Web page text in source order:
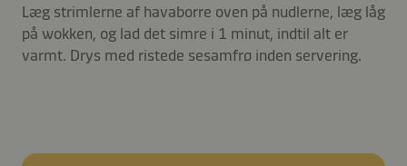
Læg strimlerne af havaborre oven på nudlerne, læg låg
på wokken, og lad det simre i 1 minut, indtil alt er
varmt. Drys med ristede sesamfrø inden servering.